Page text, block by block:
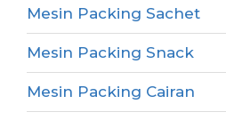
Mesin Packing Sachet
Mesin Packing Snack
Mesin Packing Cairan